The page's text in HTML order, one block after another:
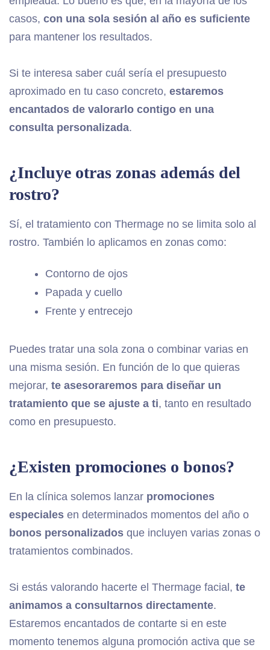
casos, con una sola sesión al año es suficiente
para mantener los resultados.
Si te interesa saber cuál sería el presupuesto
aproximado en tu caso concreto, estaremos
encantados de valorarlo contigo en una
consulta personalizada.
¿Incluye otras zonas además del
rostro?
Sí, el tratamiento con Thermage no se limita solo al
rostro. También lo aplicamos en zonas como:
Contorno de ojos
Papada y cuello
Frente y entrecejo
Puedes tratar una sola zona o combinar varias en
una misma sesión. En función de lo que quieras
mejorar, te asesoraremos para diseñar un
tratamiento que se ajuste a ti, tanto en resultado
como en presupuesto.
¿Existen promociones o bonos?
En la clínica solemos lanzar promociones
especiales en determinados momentos del año o
bonos personalizados que incluyen varias zonas o
tratamientos combinados.
Si estás valorando hacerte el Thermage facial, te
animamos a consultarnos directamente.
Estaremos encantados de contarte si en este
momento tenemos alguna promoción activa que se